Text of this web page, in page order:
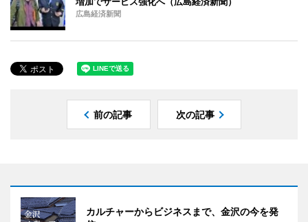
広島経済新聞
前の記事 次の記事
カルチャーからビジネスまで、金沢の今を発